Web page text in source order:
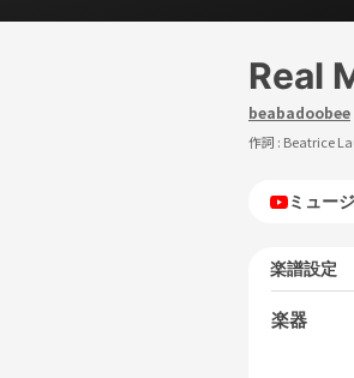
Real
beabadoobee
作詞 : Beatrice
ミュー
楽譜設定
楽器